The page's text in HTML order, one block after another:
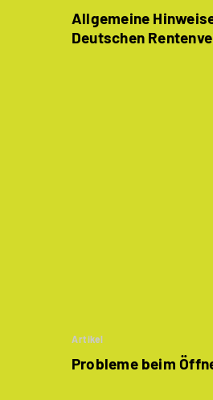
Allgemeine
Deutschen
Artikel
Probleme beim